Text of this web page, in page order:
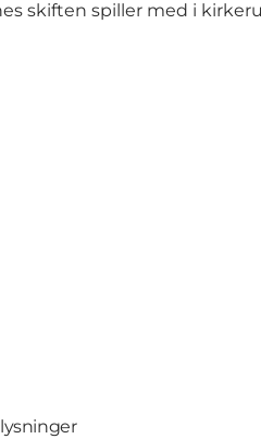
skiften spiller med i